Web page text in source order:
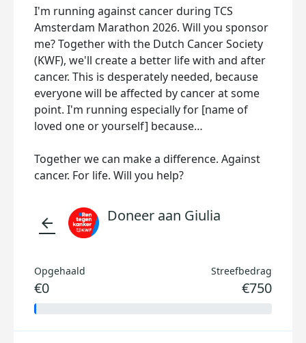
I'm running against cancer during TCS
Amsterdam Marathon 2026. Will you sponsor
me? Together with the Dutch Cancer Society
(KWF), we'll create a better life with and after
cancer. This is desperately needed, because
everyone will be affected by cancer at some
point. I'm running especially for [name of
loved one or yourself] because…
Together we can make a difference. Against
cancer. For life. Will you help?
arrow_back Doneer aan Giulia
Opgehaald
€0
Streefbedrag
€750